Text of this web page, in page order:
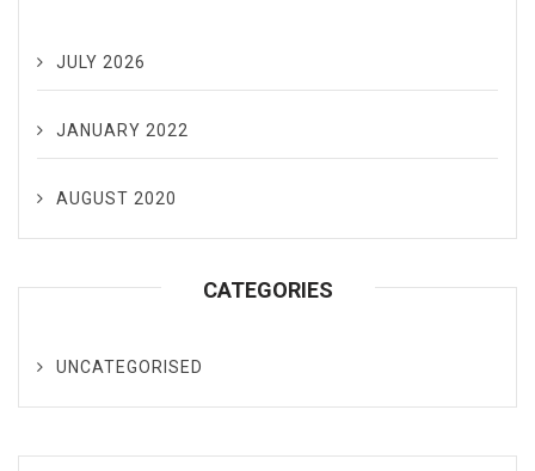
JULY 2026
JANUARY 2022
AUGUST 2020
CATEGORIES
UNCATEGORISED